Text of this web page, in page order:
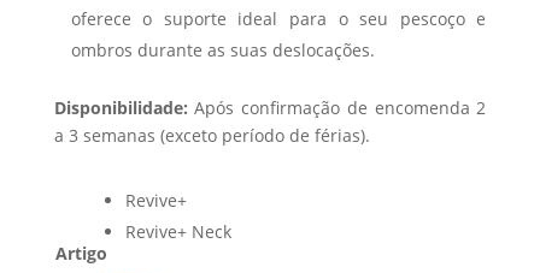
oferece o suporte ideal para o seu pescoço e
ombros durante as suas deslocações.
Disponibilidade:Após confirmação de encomenda 2
a 3 semanas (exceto período de férias).
Artigo
Revive+
Revive+ Neck